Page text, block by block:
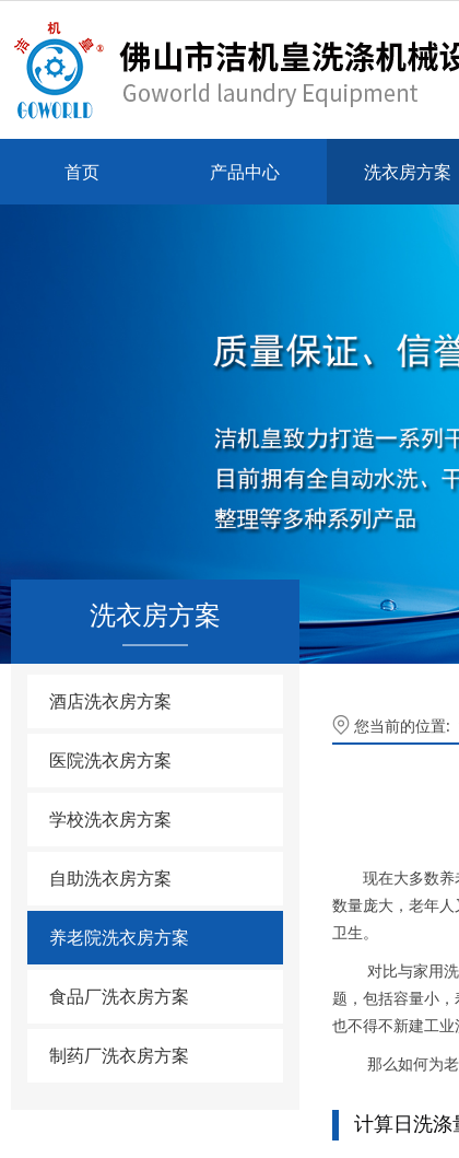
首页 产品中心 洗衣房方案
洗衣房方案
酒店洗衣房方案
医院洗衣房方案
学校洗衣房方案
自助洗衣房方案
养老院洗衣房方案
食品厂洗衣房方案
制药厂洗衣房方案
您当前的位置:
现在大多数养老
数量庞大，老年
卫生。
对比与家用洗衣
题，包括容量小
也不得不新建工业
那么如何为老人
计算日洗涤